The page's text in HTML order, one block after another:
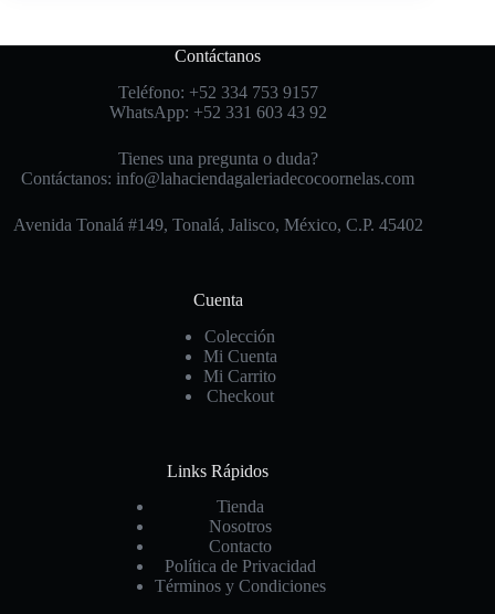
Contáctanos
Teléfono: +52 334 753 9157
WhatsApp: +52 331 603 43 92
Tienes una pregunta o duda?
Contáctanos: info@lahaciendagaleriadecocoornelas.com
Avenida Tonalá #149, Tonalá, Jalisco, México, C.P. 45402
Cuenta
Colección
Mi Cuenta
Mi Carrito
Checkout
Links Rápidos
Tienda
Nosotros
Contacto
Política de Privacidad
Términos y Condiciones